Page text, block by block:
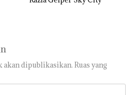
akan dipublikasikan. Ruas yang